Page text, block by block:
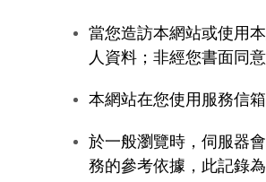
當您造訪本網站或使用
人資料；非經您書面同
本網站在您使用服務信
於一般瀏覽時，伺服器
務的參考依據，此記錄